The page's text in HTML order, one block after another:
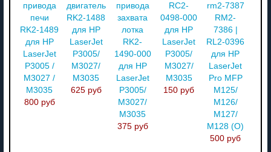
привода
печи
RK2-1489
для HP
LaserJet
P3005 /
M3027 /
M3035
800 руб
двигатель
RK2-1488
для HP
LaserJet
P3005/
M3027/
M3035
625 руб
привода
захвата
лотка
RK2-
1490-000
для HP
LaserJet
P3005/
M3027/
M3035
375 руб
RC2-
0498-000
для HP
LaserJet
P3005/
M3027/
M3035
150 руб
rm2-7387
RM2-
7386 |
RL2-0396
для HP
LaserJet
Pro MFP
M125/
M126/
M127/
M128 (О)
500 руб